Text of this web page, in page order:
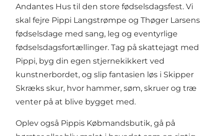
Andantes Hus til den store fødselsdagsfest. Vi
skal fejre Pippi Langstrømpe og Thøger Larsens
fødselsdage med sang, leg og eventyrlige
fødselsdagsfortællinger. Tag på skattejagt med
Pippi, byg din egen stjernekikkert ved
kunstnerbordet, og slip fantasien løs i Skipper
Skræks skur, hvor hammer, søm, skruer og træ
venter på at blive bygget med.
Oplev også Pippis Købmandsbutik, gå på